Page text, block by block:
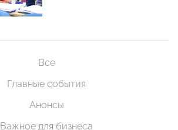
Все
Главные события
Анонсы
Важное для бизнеса